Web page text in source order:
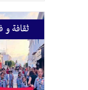
ثقافة و